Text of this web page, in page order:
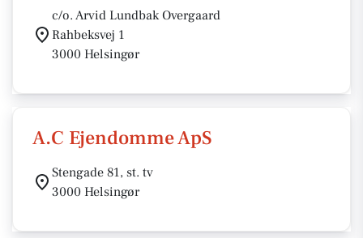
c/o. Arvid Lundbak Overgaard
Rahbeksvej 1
3000 Helsingør
A.C Ejendomme ApS
Stengade 81, st. tv
3000 Helsingør